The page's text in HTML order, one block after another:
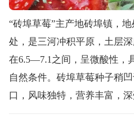
“砖埠草莓”主产地砖埠镇，
处，是三河冲积平原，土层
在6.5—7.1之间，呈微酸性，
自然条件。 砖埠草莓种子稍
口，风味独特，营养丰富，深